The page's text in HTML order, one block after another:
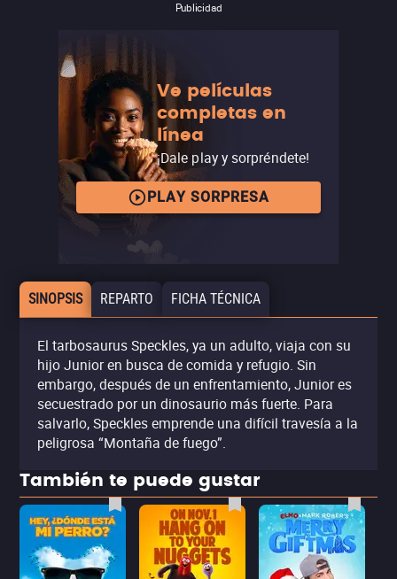
Publicidad
Ve películas
completas en
línea
¡Dale play y sorpréndete!
PLAY SORPRESA
SINOPSIS REPARTO FICHA TÉCNICA
El tarbosaurus Speckles, ya un adulto, viaja con su
hijo Junior en busca de comida y refugio. Sin
embargo, después de un enfrentamiento, Junior es
secuestrado por un dinosaurio más fuerte. Para
salvarlo, Speckles emprende una difícil travesía a la
peligrosa “Montaña de fuego”.
También te puede gustar